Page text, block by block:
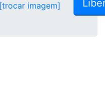
[trocar imagem]